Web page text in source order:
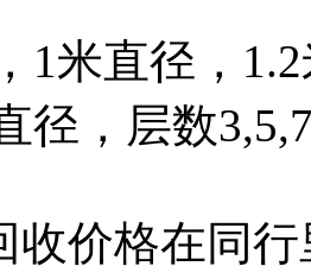
1米直径，
径，层数
价格在同行